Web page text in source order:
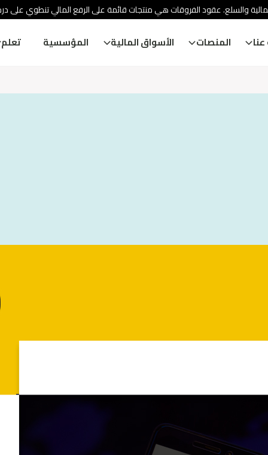
والسلع. عقود الفروقات هي منتجات قائمة على الرفع المالي تنطوي على
المنصات الأسواق المالية المؤسسية تعلم